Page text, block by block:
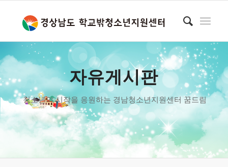
자유게시판
청소년의 시작을 응원하는 경남청소년지원센터 꿈드림